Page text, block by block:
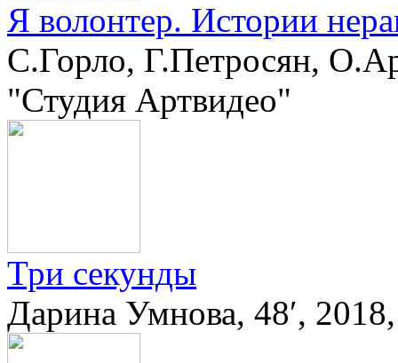
Я волонтер. Истории
С.Горло, Г.Петросян,
"Студия Артвидео"
Три секунды
Дарина Умнова, 48′,